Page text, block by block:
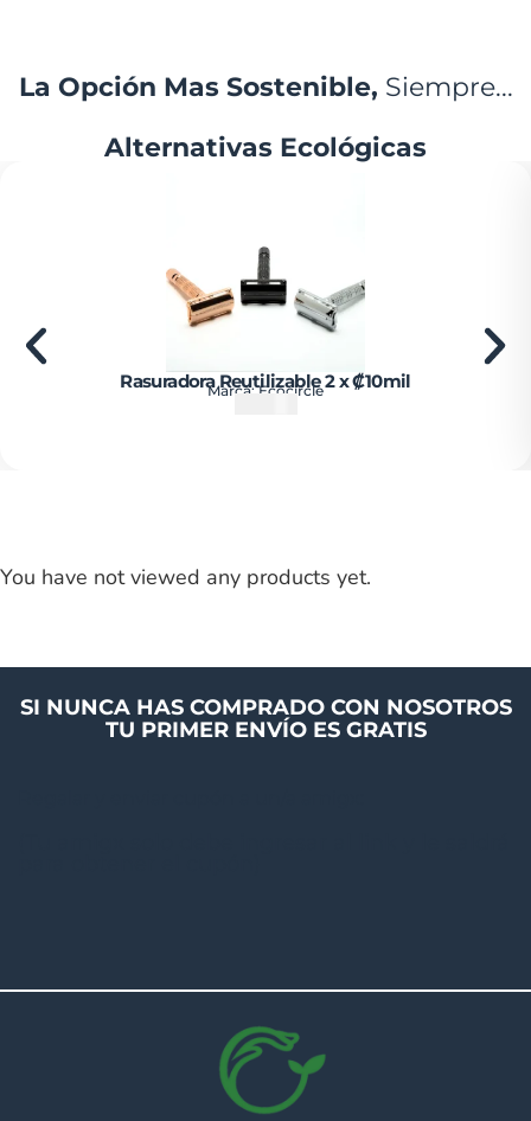
La Opción Mas Sostenible, Siempre...
Alternativas Ecológicas
Rasuradora Reutilizable 2 x ₡10mil
Marca:Ecocircle
You have not viewed any products yet.
SI NUNCA HAS COMPRADO CON NOSOTROS
TU PRIMER ENVÍO ES GRATIS